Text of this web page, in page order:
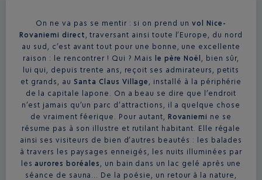
On ne va pas se mentir : si on prend un vol Nice-
Rovaniemi direct , traversant ainsi toute l’Europe, du nord
au sud, c’est avant tout pour une bonne, une excellente
raison : le rencontrer ! Qui ? Mais
le père Noël , bien sûr,
lui qui, depuis trente ans, reçoit ses admirateurs, petits
et grands, au Santa Claus Village , installé à la périphérie
de la capitale lapone. On a beau se dire que l’endroit
n’est jamais qu’un parc d’attractions, il a quelque chose
de vraiment féerique. Pour autant, Rovaniemi ne se
résume pas à son illustre et rutilant habitant. Elle régale
ainsi ses visiteurs de bien d’autres beautés : les balades
à travers les paysages enneigés, les nuits illuminées par
les aurores boréales , un bain dans un lac gelé après une
séance de sauna… De la poésie, un retour à la nature,